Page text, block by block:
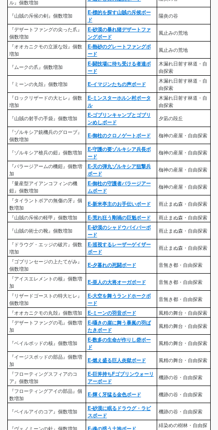
ル』個数増加
『山賊の斥候の剣』個数増加
E-標的を探す山賊の斥候ボー
ド
陽炎の谷
『デザートファングの尖った爪』
個数増加
E-砂漠の暴れ猪デザートファ
ングボード
風止みの荒地
『オオカニクモの立派な殻』個数
増加
E-熱砂のグレートファングボ
ード
風止みの荒地
『ムークの爪』個数増加
E-闘技場に待ち受ける者達ボ
ード
木漏れ日射す林道・自
由探索
『ミーンの丸殻』個数増加
E-イマジンたちの声ボード
木漏れ日射す林道・自
由探索
『ロックリザードの大ヒレ』個数
増加
E-ミンスターホルン村ポータ
ル
木漏れ日射す林道・自
由探索
『山賊の射手の手袋』個数増加
E-ゴブリンキャンプとゴブリ
ンめしボード
夕凪の段丘
『ゾルキシア銃機兵のグローブ』
個数増加
E-御柱のクロノゲートボード 枷神の産屋・自由探索
『ゾルキシア槍兵の鎧』個数増加
E-守護の要ゾルキシア兵長ボ
ード
枷神の産屋・自由探索
『バラージアームの機鎧』個数増
加
E-天の弾丸ゾルキシア狙撃兵
ボード
枷神の産屋・自由探索
『量産型アイアンコフィンの機
鎧』個数増加
E-御柱の守護者バラージアー
ムボード
枷神の産屋・自由探索
『タイラントボアの無傷の牙』個
数増加
E-新米亭主のお手伝いボード
雨止まぬ森・自由探索
『山賊の斥候の軽甲』個数増加
E-荒れ狂う剛禍の巨魁ボード
雨止まぬ森・自由探索
『山賊の術士の靴』個数増加
E-砂漠のシャドウバイパーボ
ード
雨止まぬ森・自由探索
『ドラウグ・エッジの破片』個数
増加
E-巡視するレーザーゲイザー
ボード
雨止まぬ森・自由探索
『ゴブリンセージの上たてがみ』
個数増加
E-夕暮れの死闘ボード
音無き都・自由探索
『アイスエレメントの核』個数増
加
E-亜人の大将オーガボード
音無き都・自由探索
『リザードゴーストの特大ヒレ』
個数増加
E-大空を舞うランドホークボ
ード
音無き都・自由探索
『オオカニクモの丸殻』個数増加
E-ミーンの羽音ボード
風精の舞台・自由探索
『デザートファングの毛』個数増
加
E-囁きの崖に舞う暴嵐の羽ば
たきボード
風精の舞台・自由探索
『ベイルポッドの核』個数増加
E-数多の生命が作りし砦ボー
ド
風精の舞台・自由探索
『イージスポッドの部品』個数増
加
E-燃え盛る巨人炎獄ボード
風精の舞台・自由探索
『フローティングスフィアのコ
ア』個数増加
E-巨斧持ちFゴブリンウォーリ
アーボード
機跡の谷・自由探索
『フローティングアイの部品』個
数増加
E-輝く牙猛る金色ボード 機跡の谷・自由探索
『ペイルアイのコア』個数増加
E-砂漠に眠るドラウグ・ラピ
スボード
機跡の谷・自由探索
『ヴェノミーンの針』個数増加 E-魂の惑う土地ボード
緋染めの樹林・自由探